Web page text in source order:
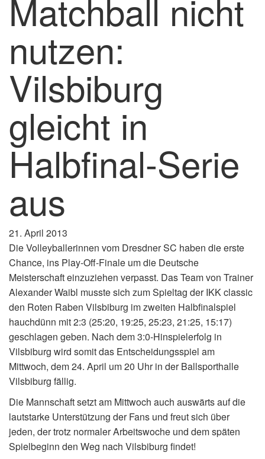
Matchball nicht
nutzen:
Vilsbiburg
gleicht in
Halbfinal-Serie
aus
21. April 2013
Die Volleyballerinnen vom Dresdner SC haben die erste
Chance, ins Play-Off-Finale um die Deutsche
Meisterschaft einzuziehen verpasst. Das Team von Trainer
Alexander Waibl musste sich zum Spieltag der IKK classic
den Roten Raben Vilsbiburg im zweiten Halbfinalspiel
hauchdünn mit 2:3 (25:20, 19:25, 25:23, 21:25, 15:17)
geschlagen geben. Nach dem 3:0-Hinspielerfolg in
Vilsbiburg wird somit das Entscheidungsspiel am
Mittwoch, dem 24. April um 20 Uhr in der Ballsporthalle
Vilsbiburg fällig.
Die Mannschaft setzt am Mittwoch auch auswärts auf die
lautstarke Unterstützung der Fans und freut sich über
jeden, der trotz normaler Arbeitswoche und dem späten
Spielbeginn den Weg nach Vilsbiburg findet!